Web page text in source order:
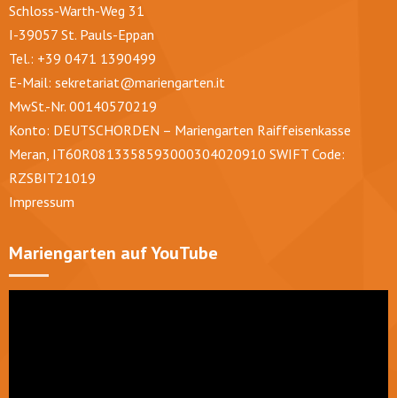
Schloss-Warth-Weg 31
I-39057 St. Pauls-Eppan
Tel.: +39 0471 1390499
E-Mail: sekretariat@mariengarten.it
MwSt.-Nr. 00140570219
Konto: DEUTSCHORDEN – Mariengarten Raiffeisenkasse
Meran, IT60R0813358593000304020910 SWIFT Code:
RZSBIT21019
Impressum
Mariengarten auf YouTube